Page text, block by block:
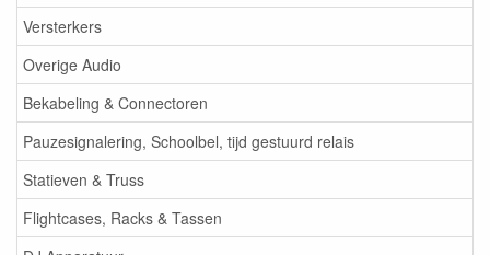
Versterkers
Overige Audio
Bekabeling & Connectoren
Pauzesignalering, Schoolbel, tijd gestuurd relais
Statieven & Truss
Flightcases, Racks & Tassen